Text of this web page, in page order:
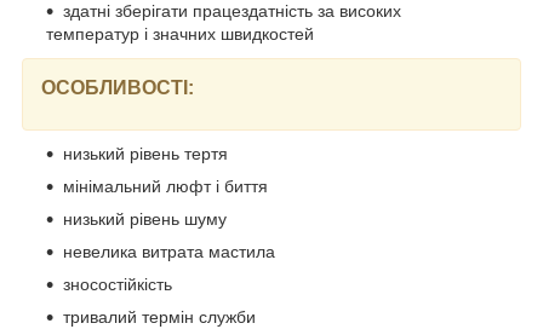
здатні зберігати працездатність за високих
температур і значних швидкостей
ОСОБЛИВОСТІ:
низький рівень тертя
мінімальний люфт і биття
низький рівень шуму
невелика витрата мастила
зносостійкість
тривалий термін служби